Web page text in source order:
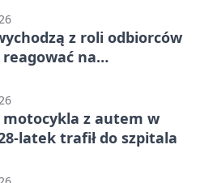
z roli odbiorców
na
motocykla z autem w
28-latek trafił do szpitala